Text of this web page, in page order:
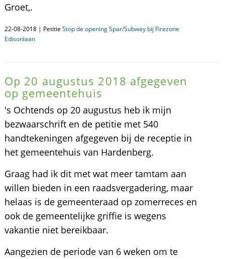
Groet,.
22-08-2018 | Petitie Stop de opening Spar/Subway bij Firezone
Edisonlaan
Op 20 augustus 2018 afgegeven
op gemeentehuis
's Ochtends op 20 augustus heb ik mijn
bezwaarschrift en de petitie met 540
handtekeningen afgegeven bij de receptie in
het gemeentehuis van Hardenberg.
Graag had ik dit met wat meer tamtam aan
willen bieden in een raadsvergadering, maar
helaas is de gemeenteraad op zomerreces en
ook de gemeentelijke griffie is wegens
vakantie niet bereikbaar.
Aangezien de periode van 6 weken om te